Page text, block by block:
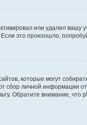
или удалил вашу
это произошло,
которые могут
сбор личной информации
Обратите внимание, что